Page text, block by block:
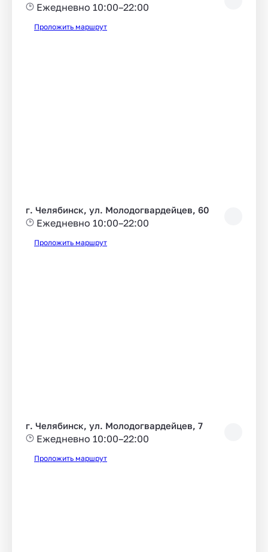
Ежедневно 10:00–22:00
Проложить маршрут
г. Челябинск, ул. Молодогвардейцев, 60
Ежедневно 10:00–22:00
Проложить маршрут
г. Челябинск, ул. Молодогвардейцев, 7
Ежедневно 10:00–22:00
Проложить маршрут